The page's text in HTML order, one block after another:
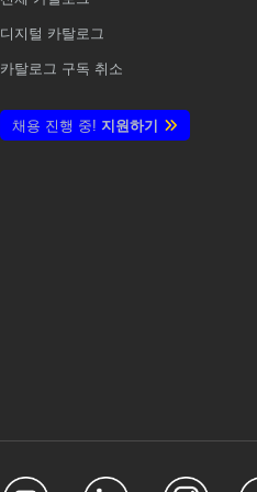
디지털 카탈로그
카탈로그 구독 취소
채용 진행 중! 지원하기